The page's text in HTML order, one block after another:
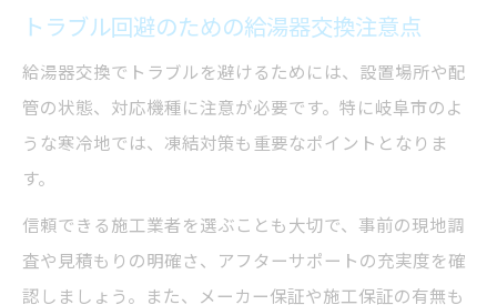
トラブル回避のための給湯器交換注意点
給湯器交換でトラブルを避けるためには、設置場所や配
管の状態、対応機種に注意が必要です。特に岐阜市のよ
うな寒冷地では、凍結対策も重要なポイントとなりま
す。
信頼できる施工業者を選ぶことも大切で、事前の現地調
査や見積もりの明確さ、アフターサポートの充実度を確
認しましょう。また、メーカー保証や施工保証の有無も